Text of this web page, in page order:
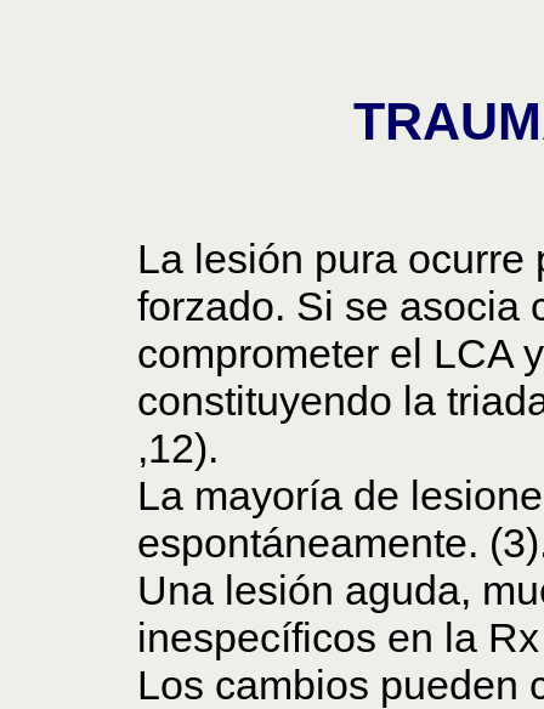
La lesión pura ocurre
forzado. Si se asocia
comprometer el LCA
constituyendo la
,12).
La mayoría de
espontáneamente.
Una lesión aguda,
inespecíficos en la
Los cambios pueden